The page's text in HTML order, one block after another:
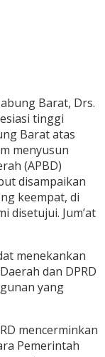
Barat, Drs.
tinggi
Barat atas
menyusun
(APBD)
disampaikan
keempat, di
disetujui. Jum’at
menekankan
dan DPRD
yang
mencerminkan
Pemerintah